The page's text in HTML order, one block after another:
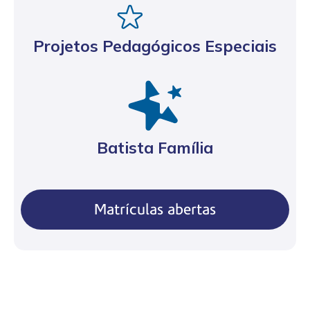
Projetos Pedagógicos Especiais
Batista Família
Matrículas abertas